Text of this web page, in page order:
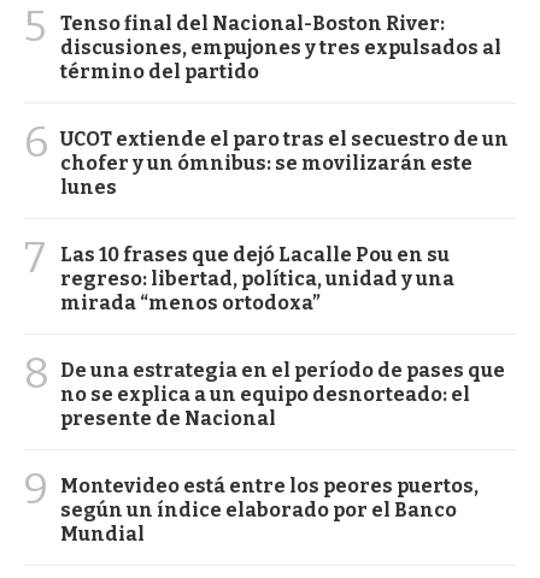
5
Tenso final del Nacional-Boston River:
discusiones, empujones y tres expulsados al
término del partido
6 UCOT extiende el paro tras el secuestro de un
chofer y un ómnibus: se movilizarán este
lunes
7
Las 10 frases que dejó Lacalle Pou en su
regreso: libertad, política, unidad y una
mirada “menos ortodoxa”
8
De una estrategia en el período de pases que
no se explica a un equipo desnorteado: el
presente de Nacional
9
Montevideo está entre los peores puertos,
según un índice elaborado por el Banco
Mundial